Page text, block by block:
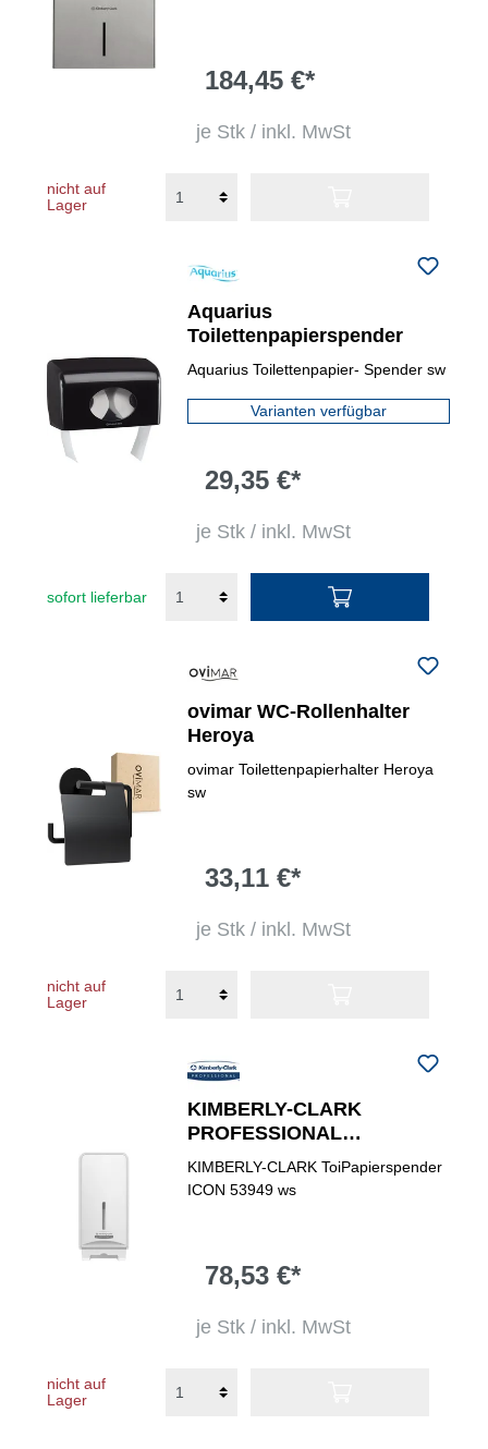
184,45 €*
je Stk / inkl. MwSt
nicht auf
Lager
Aquarius
Toilettenpapierspender
Aquarius Toilettenpapier- Spender sw
Varianten verfügbar
29,35 €*
je Stk / inkl. MwSt
sofort lieferbar
ovimar WC-Rollenhalter
Heroya
ovimar Toilettenpapierhalter Heroya
sw
33,11 €*
je Stk / inkl. MwSt
nicht auf
Lager
KIMBERLY-CLARK
PROFESSIONAL
Toilettenpapierspender
ICON™ Einzelblatt-System
KIMBERLY-CLARK ToiPapierspender
ICON 53949 ws
78,53 €*
je Stk / inkl. MwSt
nicht auf
Lager